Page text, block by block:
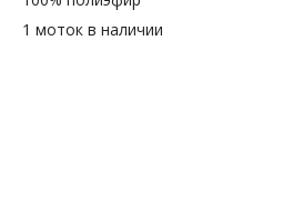
1 моток в наличии